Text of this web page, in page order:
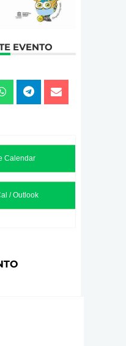
EVENTO
Calendar
/ Outlook